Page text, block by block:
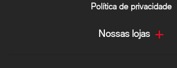
Política de privacidade
Nossas lojas